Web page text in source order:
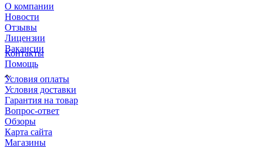
О компании
Новости
Отзывы
Лицензии
Вакансии
Контакты
Помощь
Условия оплаты
Условия доставки
Гарантия на товар
Вопрос-ответ
Обзоры
Карта сайта
Магазины